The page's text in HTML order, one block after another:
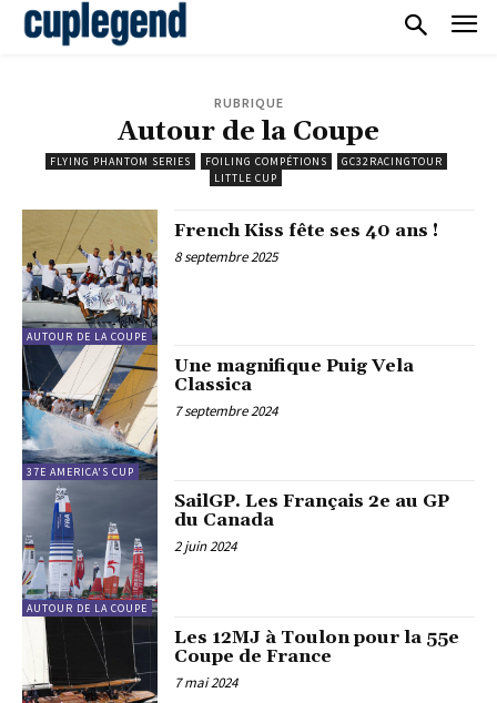
RUBRIQUE
Autour de la Coupe
FLYING PHANTOM SERIES FOILING COMPÉTIONS
GC32RACINGTOUR
LITTLE CUP
AUTOUR DE LA COUPE
French Kiss fête ses 40 ans !
8 septembre 2025
37E AMERICA'S CUP
Une magnifique Puig Vela
Classica
7 septembre 2024
AUTOUR DE LA COUPE
SailGP. Les Français 2e au GP
du Canada
2 juin 2024
Les 12MJ à Toulon pour la 55e
Coupe de France
7 mai 2024